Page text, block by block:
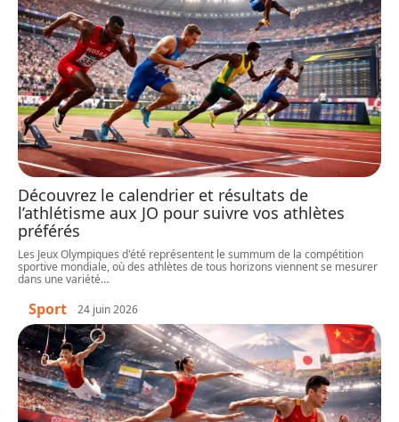
Découvrez le calendrier et résultats de
l’athlétisme aux JO pour suivre vos athlètes
préférés
Les Jeux Olympiques d'été représentent le summum de la compétition
sportive mondiale, où des athlètes de tous horizons viennent se mesurer
dans une variété…
Sport 24 juin 2026